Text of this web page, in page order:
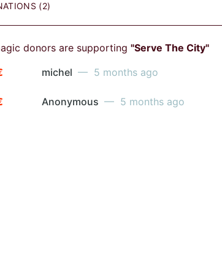
(2)
donors are supporting "Serve The City"
michel — 5 months ago
Anonymous — 5 months ago